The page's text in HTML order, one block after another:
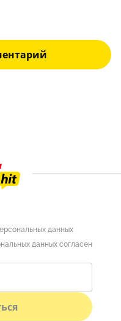
данных
данных согласен